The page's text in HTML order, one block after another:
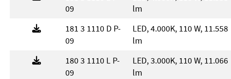
09
lm
181 3 1110 D P-
09
LED, 4.000K, 110 W, 11.558
lm
180 3 1110 L P-
09
LED, 3.000K, 110 W, 11.066
lm